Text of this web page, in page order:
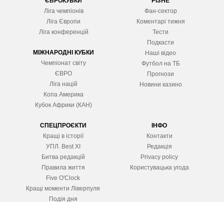
Ліга чемпіонів
Ліга Європи
Ліга конференцій
МІЖНАРОДНІ КУБКИ
Чемпіонат світу
ЄВРО
Ліга націй
Копа Америка
Кубок Африки (КАН)
Фан-сектор
Коментарі тижня
Тести
Подкасти
Наші відео
Футбол на ТБ
Прогнози
Новини казино
СПЕЦПРОЄКТИ
Кращі в історії
УПЛ. Best XІ
Битва редакцій
Правила життя
Five O'Clock
Кращі моменти Ліверпуля
Подія дня
ІНФО
Контакти
Редакція
Privacy policy
Користувацька угода